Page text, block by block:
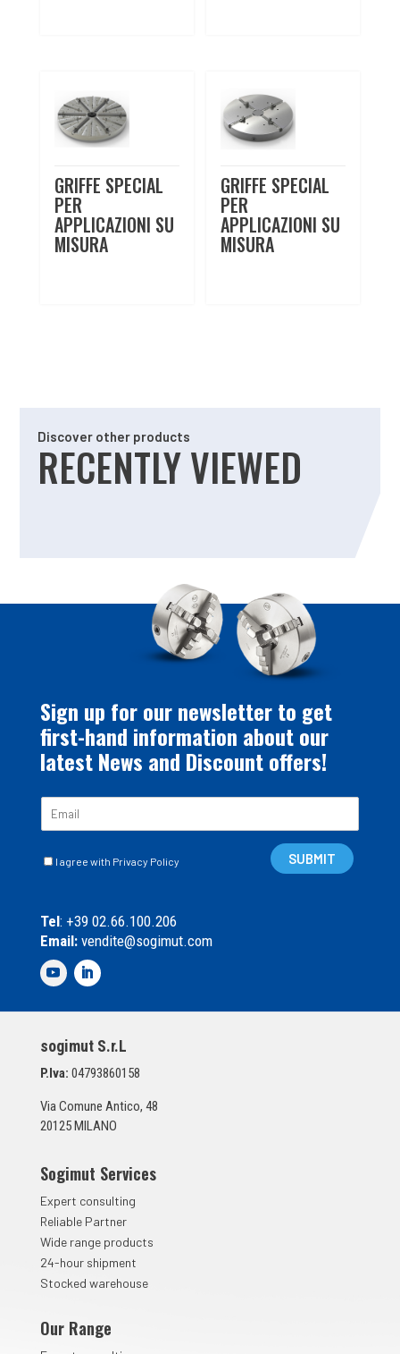
GRIFFE SPECIAL
PER
APPLICAZIONI SU
MISURA
GRIFFE SPECIAL
PER
APPLICAZIONI SU
MISURA
Discover other products
RECENTLY VIEWED
Sign up for our newsletter to get
first-hand information about our
latest News and Discount offers!
C
l
e
d
S
u
n
a
*
I agree with Privacy Policy SUBMIT
Tel: +39 02.66.100.206
Email:vendite@sogimut.com
sogimut S.r.L
P.Iva: 04793860158
Via Comune Antico, 48
20125 MILANO
Sogimut Services
Expert consulting
Reliable Partner
Wide range products
24-hour shipment
Stocked warehouse
Our Range